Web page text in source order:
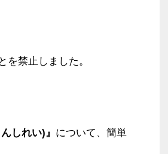
を禁止しました。
しれい)』 について、簡単